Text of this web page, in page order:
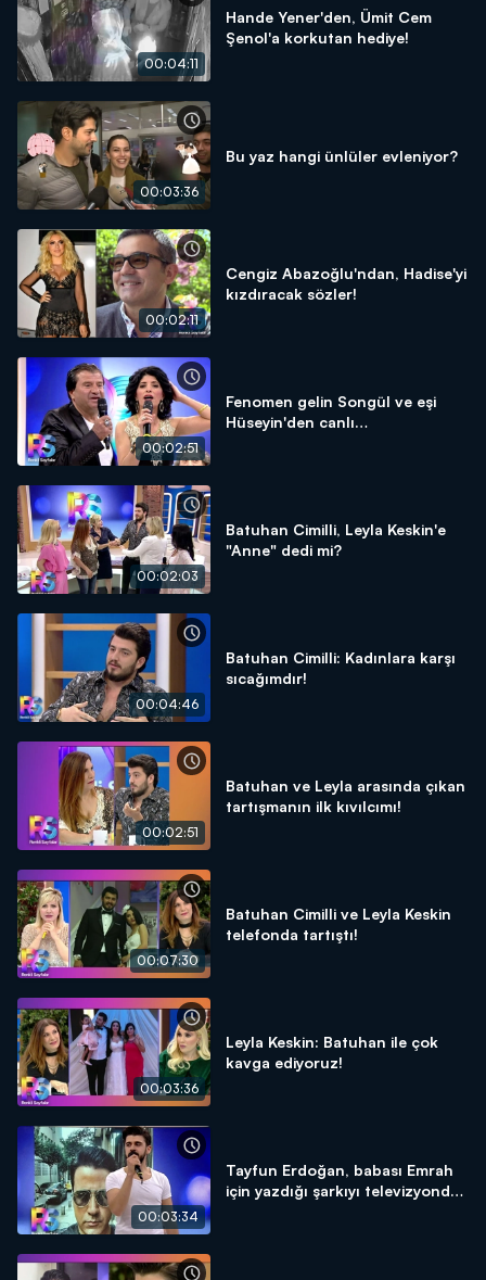
00:04:11
Hande Yener'den, Ümit Cem
Şenol'a korkutan hediye!
00:03:36
Bu yaz hangi ünlüler evleniyor?
00:02:11
Cengiz Abazoğlu'ndan, Hadise'yi
kızdıracak sözler!
00:02:51
Fenomen gelin Songül ve eşi
Hüseyin'den canlı
00:02:03
Batuhan Cimilli, Leyla Keskin'e
"Anne" dedi mi?
00:04:46
Batuhan Cimilli: Kadınlara karşı
sıcağımdır!
00:02:51
Batuhan ve Leyla arasında çıkan
tartışmanın ilk kıvılcımı!
00:07:30
Batuhan Cimilli ve Leyla Keskin
telefonda tartıştı!
00:03:36
Leyla Keskin: Batuhan ile çok
kavga ediyoruz!
00:03:34
Tayfun Erdoğan, babası Emrah
için yazdığı şarkıyı televizyonda